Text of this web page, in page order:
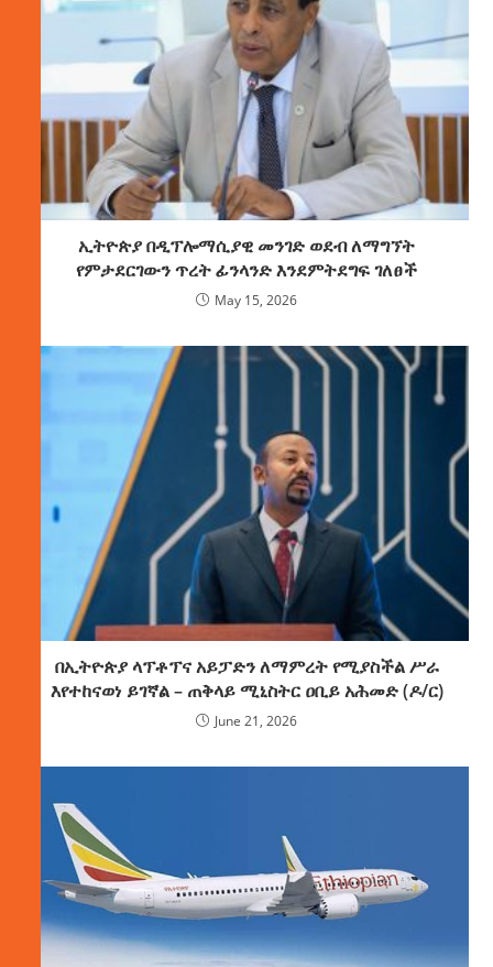
ኢትዮጵያ በዲፕሎማሲያዊ መንገድ ወደብ ለማግኘት
የምታደርገውን ጥረት ፊንላንድ እንደምትደግፍ ገለፀች
May 15, 2026
በኢትዮጵያ ላፕቶፕና አይፓድን ለማምረት የሚያስችል ሥራ
እየተከናወነ ይገኛል – ጠቅላይ ሚኒስትር ዐቢይ አሕመድ (ዶ/ር)
June 21, 2026